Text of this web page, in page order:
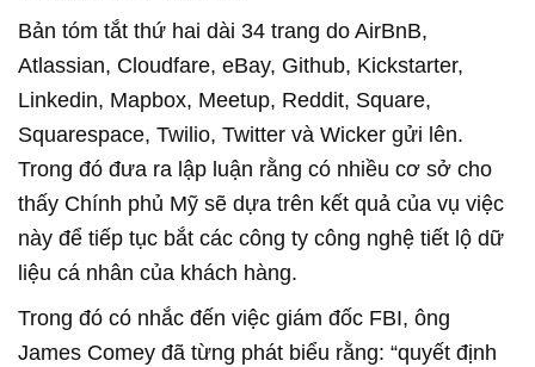
Bản tóm tắt thứ hai dài 34 trang do AirBnB,
Atlassian, Cloudfare, eBay, Github, Kickstarter,
Linkedin, Mapbox, Meetup, Reddit, Square,
Squarespace, Twilio, Twitter và Wicker gửi lên.
Trong đó đưa ra lập luận rằng có nhiều cơ sở cho
thấy Chính phủ Mỹ sẽ dựa trên kết quả của vụ việc
này để tiếp tục bắt các công ty công nghệ tiết lộ dữ
liệu cá nhân của khách hàng.
Trong đó có nhắc đến việc giám đốc FBI, ông
James Comey đã từng phát biểu rằng: “quyết định